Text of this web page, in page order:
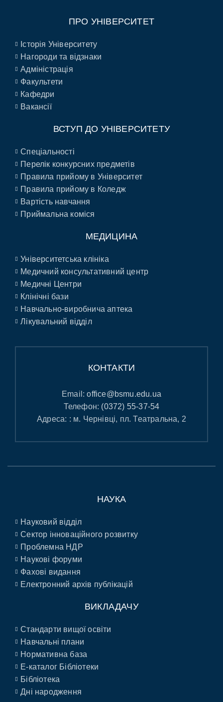
ПРО УНІВЕРСИТЕТ
Історія Університету
Нагороди та відзнаки
Адміністрація
Факультети
Кафедри
Вакансії
ВСТУП ДО УНІВЕРСИТЕТУ
Спеціальності
Перелік конкурсних предметів
Правила прийому в Університет
Правила прийому в Коледж
Вартість навчання
Приймальна коміся
МЕДИЦИНА
Університетська клініка
Медичний консультативний центр
Медичні Центри
Клінічні бази
Навчально-виробнича аптека
Лікувальний відділ
КОНТАКТИ
Email:office@bsmu.edu.ua
Телефон: (0372) 55-37-54
Адреса: : м. Чернівці, пл. Театральна, 2
НАУКА
Науковий відділ
Сектор інноваційного розвитку
Проблемна НДР
Наукові форуми
Фахові видання
Електронний архів публікацій
ВИКЛАДАЧУ
Стандарти вищої освіти
Навчальні плани
Нормативна база
E-каталог Бібліотеки
Бібліотека
Дні народження